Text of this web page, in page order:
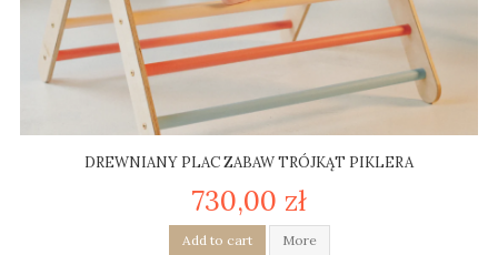
DREWNIANY PLAC ZABAW TRÓJKĄT PIKLERA
730,00 zł
Add to cart More